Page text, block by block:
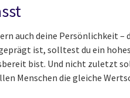
auch deine Persönlichkeit
ist, solltest du ein
bist. Und nicht zuletzt
Menschen die gleiche